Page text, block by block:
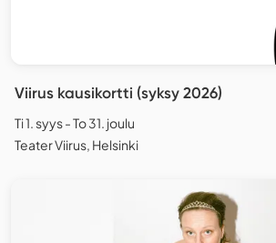
Viirus kausikortti (syksy 2026)
Ti 1. syys - To 31. joulu
Teater Viirus, Helsinki